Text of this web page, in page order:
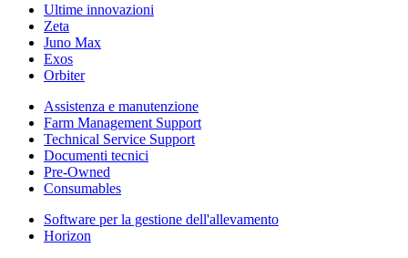
Ultime innovazioni
Zeta
Juno Max
Exos
Orbiter
Assistenza e manutenzione
Farm Management Support
Technical Service Support
Documenti tecnici
Pre-Owned
Consumables
Software per la gestione dell'allevamento
Horizon